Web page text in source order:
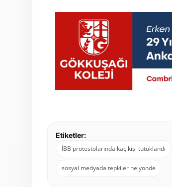
Etiketler:
İBB protestolarında kaç kişi tutuklandı
sosyal medyada tepkiler ne yönde